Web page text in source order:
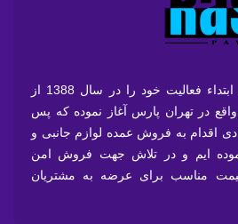
فروشگاه اینترنتی رستل ابتداء فعالیت خود را در سال 1388 از
در تهران پارس آغاز نموده که پس
اقدام به فروش عمده لوازم جانبی و
از سال 1401 نموده ایم و در تلاش جهت فروش امن
مناسب برای عرضه به مشتریان